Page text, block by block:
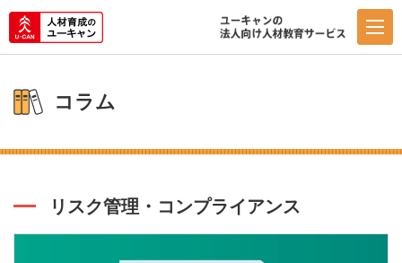
コラム
リスク管理・コンプライアンス